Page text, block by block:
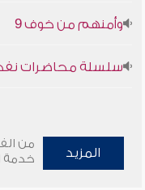
وأمنهم من خوف 9
سلسلة محاضرات نفحات
المزيد
من
خدمة